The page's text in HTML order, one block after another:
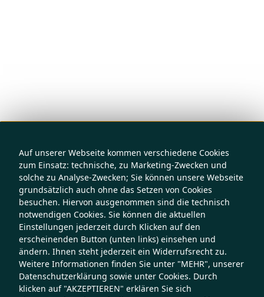
Auf unserer Webseite kommen verschiedene Cookies
zum Einsatz: technische, zu Marketing-Zwecken und
solche zu Analyse-Zwecken; Sie können unsere Webseite
grundsätzlich auch ohne das Setzen von Cookies
besuchen. Hiervon ausgenommen sind die technisch
notwendigen Cookies. Sie können die aktuellen
Einstellungen jederzeit durch Klicken auf den
erscheinenden Button (unten links) einsehen und
ändern. Ihnen steht jederzeit ein Widerrufsrecht zu.
Weitere Informationen finden Sie unter "MEHR", unserer
Datenschutzerklärung sowie unter Cookies. Durch
klicken auf "AKZEPTIEREN" erklären Sie sich